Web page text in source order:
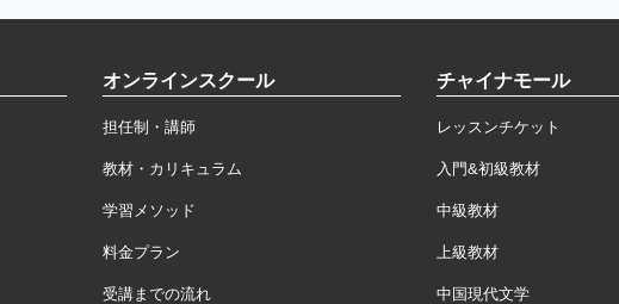
オンラインスクール
担任制・講師
教材・カリキュラム
学習メソッド
料金プラン
受講までの流れ
チャイナモール
レッスンチケット
入門&初級教材
中級教材
上級教材
中国現代文学